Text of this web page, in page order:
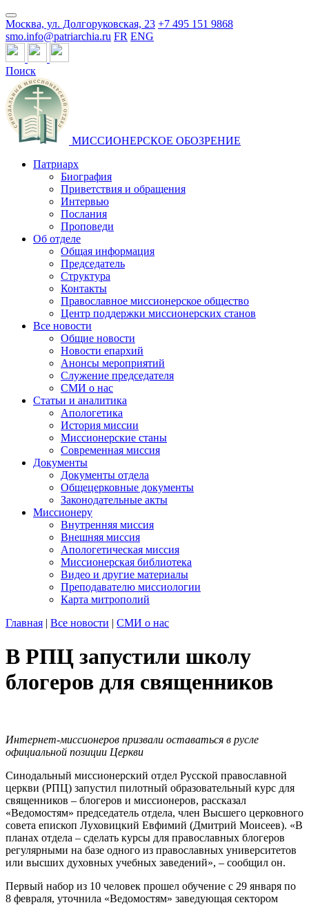
Москва, ул. Долгоруковская, 23 +7 495 151 9868
smo.info@patriarchia.ru FR ENG
Поиск
МИССИОНЕРСКОЕ ОБОЗРЕНИЕ
Патриарх
Биография
Приветствия и обращения
Интервью
Послания
Проповеди
Об отделе
Общая информация
Председатель
Структура
Контакты
Православное миссионерское общество
Центр поддержки миссионерских станов
Все новости
Общие новости
Новости епархий
Анонсы мероприятий
Служение председателя
СМИ о нас
Статьи и аналитика
Апологетика
История миссии
Миссионерские станы
Современная миссия
Документы
Документы отдела
Общецерковные документы
Законодательные акты
Миссионеру
Внутренняя миссия
Внешняя миссия
Апологетическая миссия
Миссионерская библиотека
Видео и другие материалы
Преподавателю миссиологии
Карта митрополий
Главная | Все новости | СМИ о нас
В РПЦ запустили школу
блогеров для священников
Интернет-миссионеров призвали оставаться в русле
официальной позиции Церкви
Синодальный миссионерский отдел Русской православной
церкви (РПЦ) запустил пилотный образовательный курс для
священников – блогеров и миссионеров, рассказал
«Ведомостям» председатель отдела, член Высшего церковного
совета епископ Луховицкий Евфимий (Дмитрий Моисеев). «В
планах отдела – сделать курсы для православных блогеров
регулярными на базе одного из православных университетов
или высших духовных учебных заведений», – сообщил он.
Первый набор из 10 человек прошел обучение с 29 января по
8 февраля, уточнила «Ведомостям» заведующая сектором